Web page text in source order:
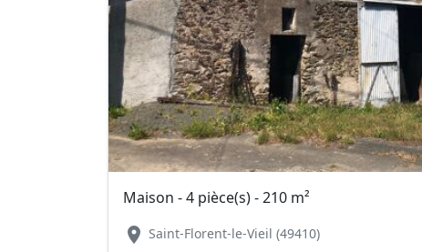
Maison - 4 pièce(s) - 210 m²
location_on Saint-Florent-le-Vieil (49410)